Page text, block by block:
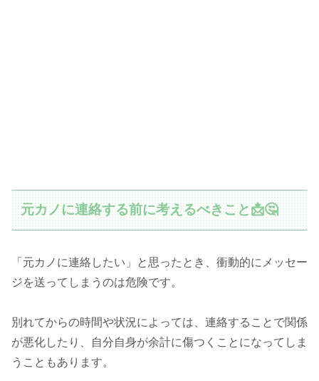
元カノに連絡する前に考えるべきこと📩🤔
「元カノに連絡したい」と思ったとき、衝動的にメッセー
ジを送ってしまうのは危険です。
別れてからの時間や状況によっては、連絡することで関係
が悪化したり、自分自身が余計に傷つくことになってしま
うこともあります。